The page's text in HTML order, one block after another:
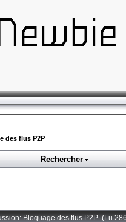
des flus P2P
Rechercher
Bloquage des flus P2P (Lu